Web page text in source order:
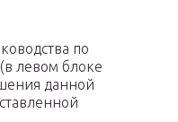
по
левом блоке
данной